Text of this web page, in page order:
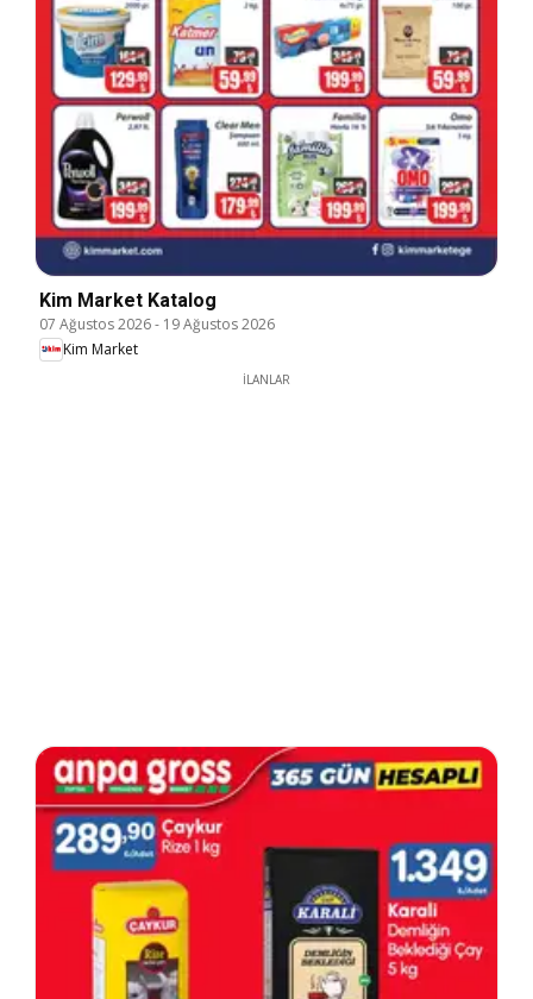
Kim Market Katalog
07 Ağustos 2026- 19 Ağustos 2026
Kim Market
İLANLAR